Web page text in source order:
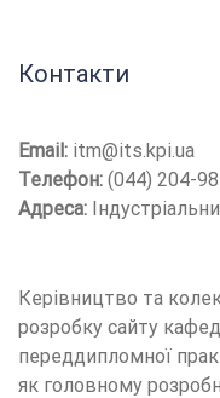
Контакти
Email: itm@its.kpi.ua
Телефон: (044) 204-
Адреса:
Керівництво та
розробку сайту
переддипломної
як головному